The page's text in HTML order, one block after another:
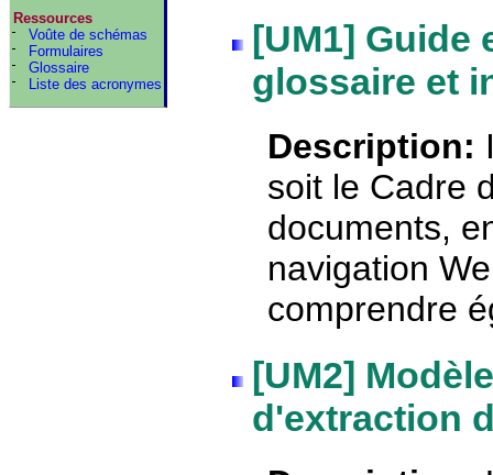
Ressources
Voûte de schémas
Formulaires
Glossaire
Liste des acronymes
[UM1] Guide
glossaire et
Description:
soit le Cadre
documents,
navigation
comprendre
[UM2]
d'extraction